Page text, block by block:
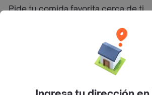
Pide tu comida favorita cerca de ti